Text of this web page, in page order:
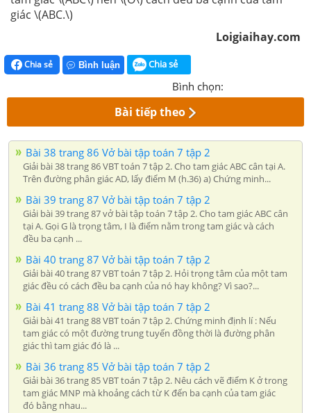
giác \(ABC.\)
Loigiaihay.com
Chia sẻ Bình luận Chia sẻ
Bình chọn:
Bài tiếp theo
Bài 38 trang 86 Vở bài tập toán 7 tập 2
Giải bài 38 trang 86 VBT toán 7 tập 2. Cho tam giác ABC cân tại A.
Trên đường phân giác AD, lấy điểm M (h.36) a) Chứng minh...
Bài 39 trang 87 Vở bài tập toán 7 tập 2
Giải bài 39 trang 87 vở bài tập toán 7 tập 2. Cho tam giác ABC cân
tại A. Gọi G là trọng tâm, I là điểm nằm trong tam giác và cách
đều ba cạnh ...
Bài 40 trang 87 Vở bài tập toán 7 tập 2
Giải bài 40 trang 87 VBT toán 7 tập 2. Hỏi trọng tâm của một tam
giác đều có cách đều ba cạnh của nó hay không? Vì sao?...
Bài 41 trang 88 Vở bài tập toán 7 tập 2
Giải bài 41 trang 88 VBT toán 7 tập 2. Chứng minh định lí : Nếu
tam giác có một đường trung tuyến đồng thời là đường phân
giác thì tam giác đó là ...
Bài 36 trang 85 Vở bài tập toán 7 tập 2
Giải bài 36 trang 85 VBT toán 7 tập 2. Nêu cách vẽ điểm K ở trong
tam giác MNP mà khoảng cách từ K đến ba cạnh của tam giác
đó bằng nhau...